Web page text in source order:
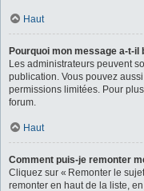
Haut
Pourquoi mon message a-t-il
Les administrateurs peuvent
publication. Vous pouvez
permissions limitées. Pour
forum.
Haut
Comment puis-je remonter
Cliquez sur « Remonter le
remonter en haut de la liste,